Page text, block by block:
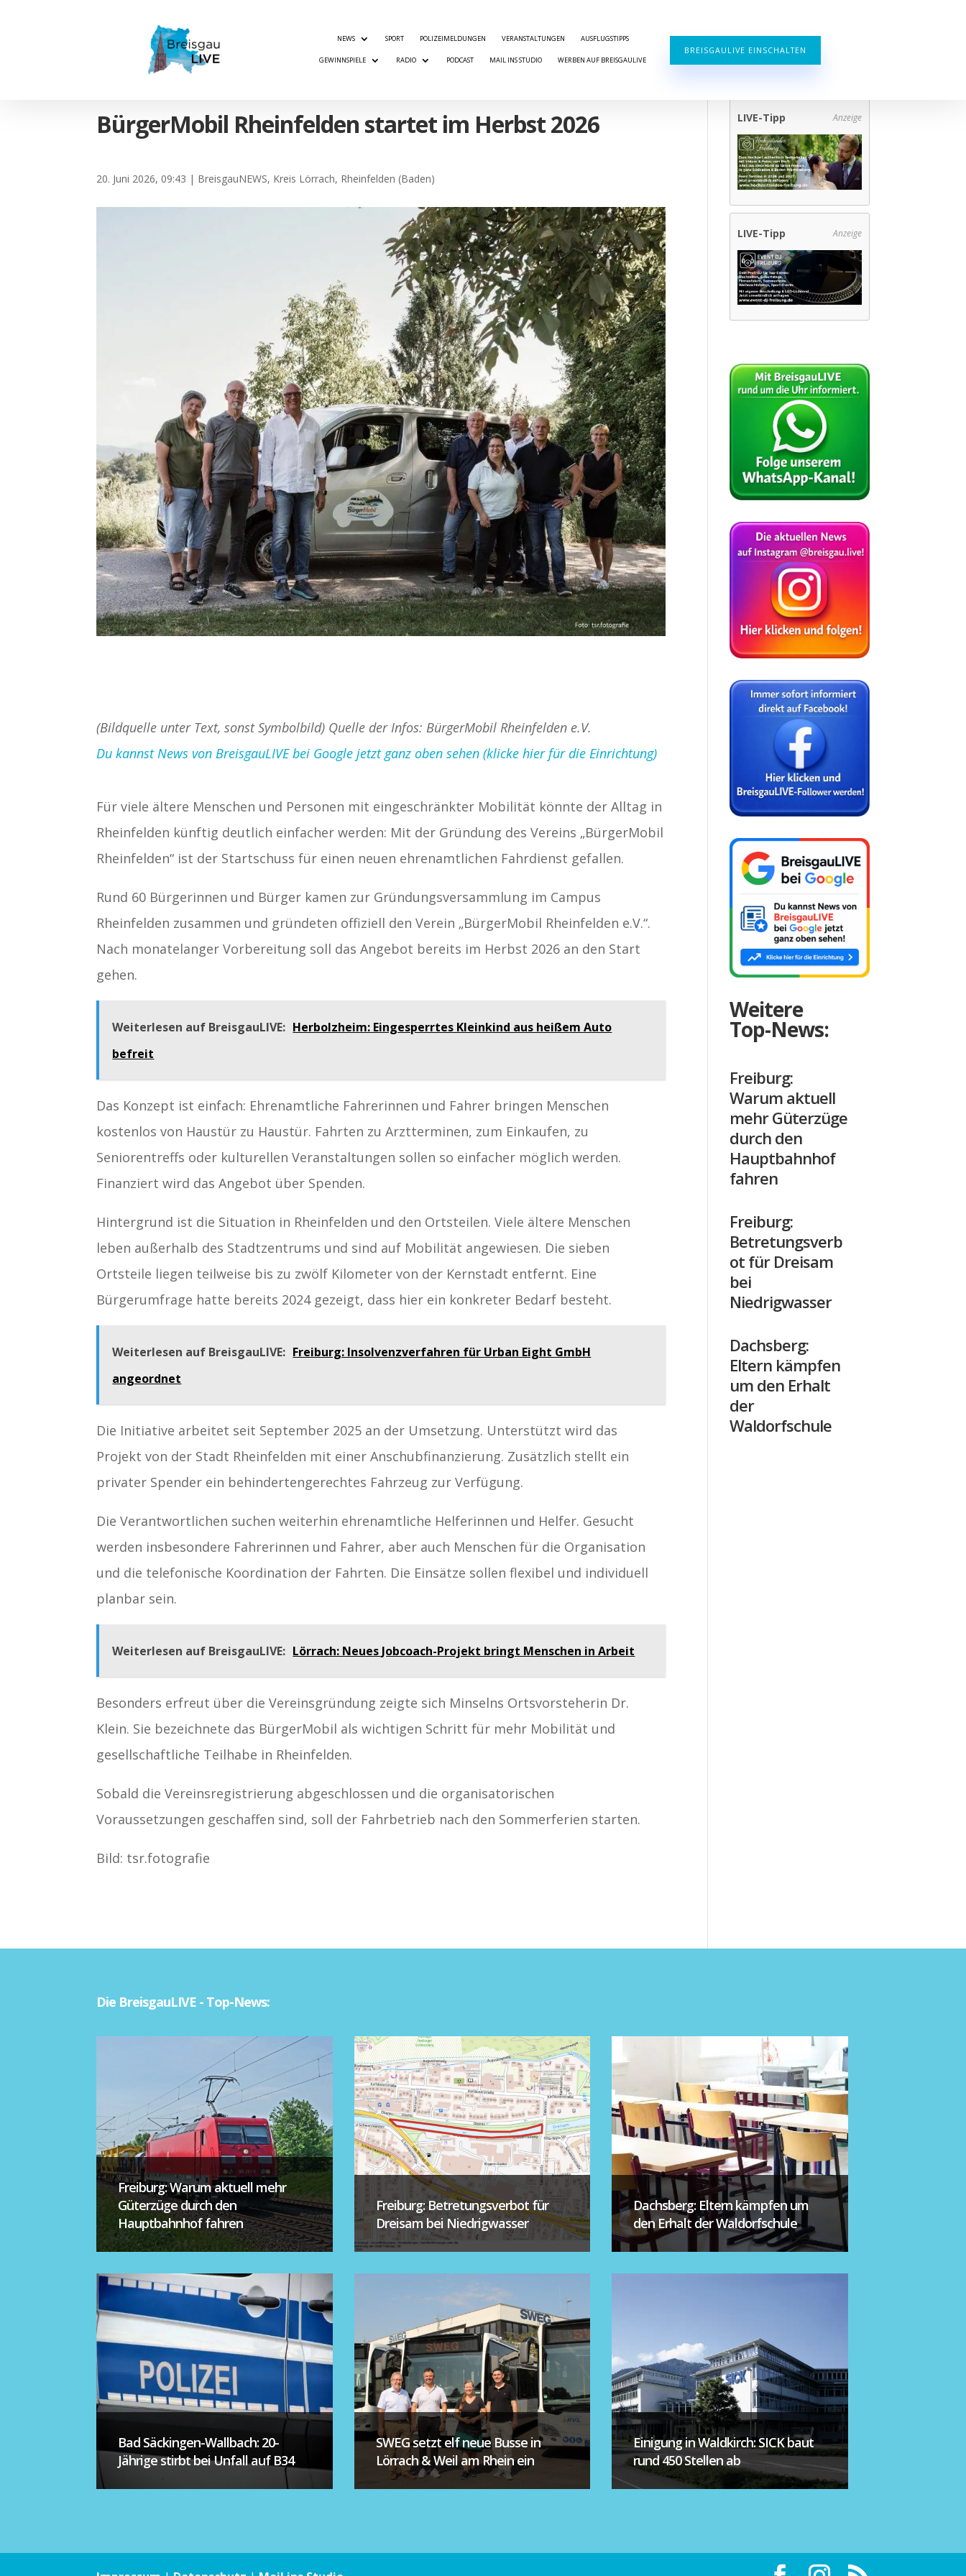
NEWS SPORT POLIZEIMELDUNGEN VERANSTALTUNGEN AUSFLUGSTIPPS
GEWINNSPIELE RADIO PODCAST MAIL INS STUDIO WERBEN AUF BREISGAULIVE
BREISGAULIVE EINSCHALTEN
BürgerMobil Rheinfelden startet im Herbst 2026
20. Juni 2026, 09:43 | BreisgauNEWS, Kreis Lörrach, Rheinfelden (Baden)
(Bildquelle unter Text, sonst Symbolbild) Quelle der Infos: BürgerMobil Rheinfelden e.V.
Du kannst News von BreisgauLIVE bei Google jetzt ganz oben sehen (klicke hier für die Einrichtung)
Für viele ältere Menschen und Personen mit eingeschränkter Mobilität könnte der Alltag in
Rheinfelden künftig deutlich einfacher werden: Mit der Gründung des Vereins „BürgerMobil
Rheinfelden“ ist der Startschuss für einen neuen ehrenamtlichen Fahrdienst gefallen.
Rund 60 Bürgerinnen und Bürger kamen zur Gründungsversammlung im Campus
Rheinfelden zusammen und gründeten offiziell den Verein „BürgerMobil Rheinfelden e.V.“.
Nach monatelanger Vorbereitung soll das Angebot bereits im Herbst 2026 an den Start
gehen.
Weiterlesen auf BreisgauLIVE: Herbolzheim: Eingesperrtes Kleinkind aus heißem Auto
befreit
Das Konzept ist einfach: Ehrenamtliche Fahrerinnen und Fahrer bringen Menschen
kostenlos von Haustür zu Haustür. Fahrten zu Arztterminen, zum Einkaufen, zu
Seniorentreffs oder kulturellen Veranstaltungen sollen so einfacher möglich werden.
Finanziert wird das Angebot über Spenden.
Hintergrund ist die Situation in Rheinfelden und den Ortsteilen. Viele ältere Menschen
leben außerhalb des Stadtzentrums und sind auf Mobilität angewiesen. Die sieben
Ortsteile liegen teilweise bis zu zwölf Kilometer von der Kernstadt entfernt. Eine
Bürgerumfrage hatte bereits 2024 gezeigt, dass hier ein konkreter Bedarf besteht.
Weiterlesen auf BreisgauLIVE: Freiburg: Insolvenzverfahren für Urban Eight GmbH
angeordnet
Die Initiative arbeitet seit September 2025 an der Umsetzung. Unterstützt wird das
Projekt von der Stadt Rheinfelden mit einer Anschubfinanzierung. Zusätzlich stellt ein
privater Spender ein behindertengerechtes Fahrzeug zur Verfügung.
Die Verantwortlichen suchen weiterhin ehrenamtliche Helferinnen und Helfer. Gesucht
werden insbesondere Fahrerinnen und Fahrer, aber auch Menschen für die Organisation
und die telefonische Koordination der Fahrten. Die Einsätze sollen flexibel und individuell
planbar sein.
Weiterlesen auf BreisgauLIVE: Lörrach: Neues Jobcoach-Projekt bringt Menschen in Arbeit
Besonders erfreut über die Vereinsgründung zeigte sich Minselns Ortsvorsteherin Dr.
Klein. Sie bezeichnete das BürgerMobil als wichtigen Schritt für mehr Mobilität und
gesellschaftliche Teilhabe in Rheinfelden.
Sobald die Vereinsregistrierung abgeschlossen und die organisatorischen
Voraussetzungen geschaffen sind, soll der Fahrbetrieb nach den Sommerferien starten.
Bild: tsr.fotografie
LIVE-Tipp Anzeige
LIVE-Tipp Anzeige
Weitere
Top-News:
Freiburg:
Warum aktuell
mehr Güterzüge
durch den
Hauptbahnhof
fahren
Freiburg:
Betretungsverb
ot für Dreisam
bei
Niedrigwasser
Dachsberg:
Eltern kämpfen
um den Erhalt
der
Waldorfschule
Die BreisgauLIVE - Top-News:
Freiburg: Warum aktuell mehr
Güterzüge durch den
Hauptbahnhof fahren
Freiburg: Betretungsverbot für
Dreisam bei Niedrigwasser
Dachsberg: Eltern kämpfen um
den Erhalt der Waldorfschule
Bad Säckingen-Wallbach: 20-
Jährige stirbt bei Unfall auf B34
SWEG setzt elf neue Busse in
Lörrach & Weil am Rhein ein
Einigung in Waldkirch: SICK baut
rund 450 Stellen ab